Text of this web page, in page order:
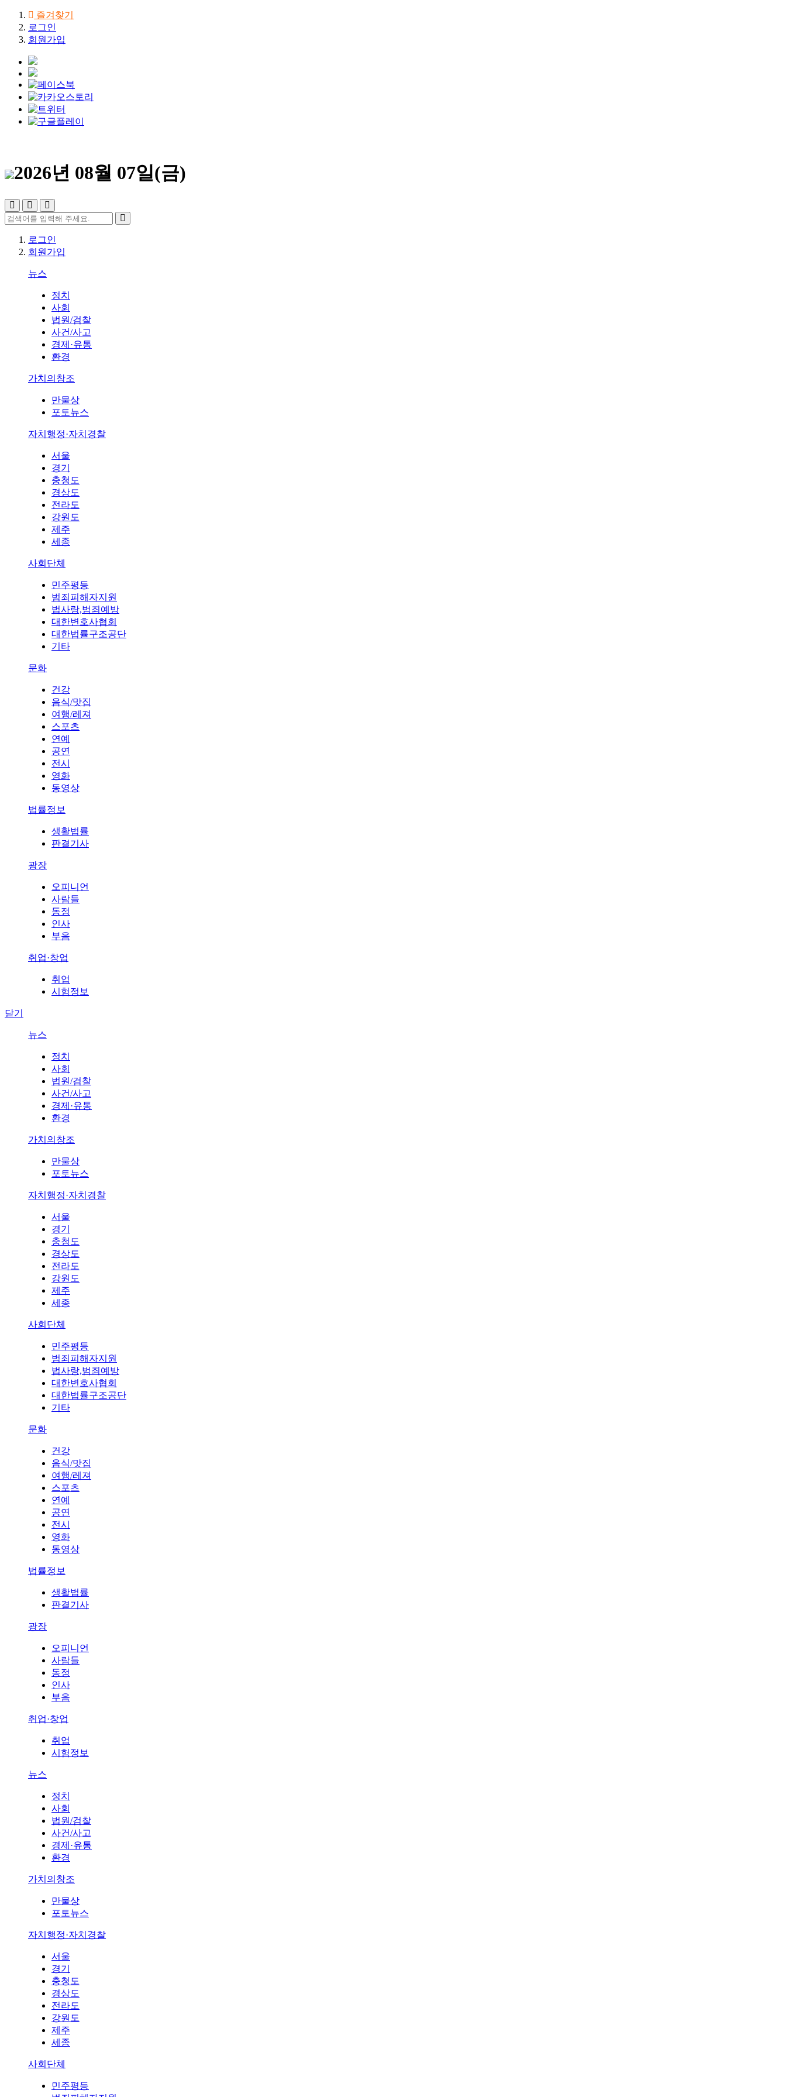
즐겨찾기
로그인
회원가입
2026년 08월 07일(금)
로그인
회원가입
뉴스
정치
사회
법원/검찰
사건/사고
경제·유통
환경
가치의창조
만물상
포토뉴스
자치행정·자치경찰
서울
경기
충청도
경상도
전라도
강원도
제주
세종
사회단체
민주평등
범죄피해자지원
법사랑,범죄예방
대한변호사협회
대한법률구조공단
기타
문화
건강
음식/맛집
여행/레져
스포츠
연예
공연
전시
영화
동영상
법률정보
생활법률
판결기사
광장
오피니언
사람들
동정
인사
부음
취업·창업
취업
시험정보
닫기
뉴스
정치
사회
법원/검찰
사건/사고
경제·유통
환경
가치의창조
만물상
포토뉴스
자치행정·자치경찰
서울
경기
충청도
경상도
전라도
강원도
제주
세종
사회단체
민주평등
범죄피해자지원
법사랑,범죄예방
대한변호사협회
대한법률구조공단
기타
문화
건강
음식/맛집
여행/레져
스포츠
연예
공연
전시
영화
동영상
법률정보
생활법률
판결기사
광장
오피니언
사람들
동정
인사
부음
취업·창업
취업
시험정보
뉴스
정치
사회
법원/검찰
사건/사고
경제·유통
환경
가치의창조
만물상
포토뉴스
자치행정·자치경찰
서울
경기
충청도
경상도
전라도
강원도
제주
세종
사회단체
민주평등